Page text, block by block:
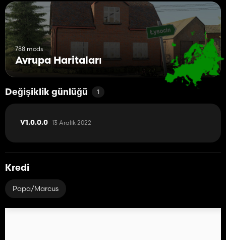
788 mods
Avrupa Haritaları
Değişiklik günlüğü 1
V1.0.0.0 13 Aralık 2022
Kredi
Papa/Marcus